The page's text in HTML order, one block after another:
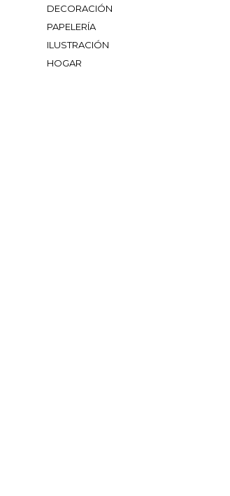
DECORACIÓN
PAPELERÍA
ILUSTRACIÓN
HOGAR